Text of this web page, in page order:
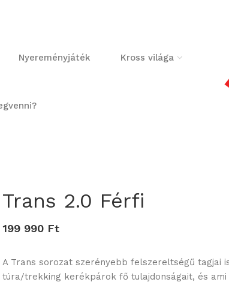
Nyereményjáték Kross világa
Trans 2.0 Férfi
199 990 Ft
A Trans sorozat szerényebb felszereltségű tagjai
túra/trekking kerékpárok fő tulajdonságait, és ami